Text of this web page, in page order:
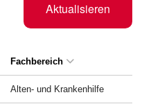
Aktualisieren
Fachbereich
Alten- und Krankenhilfe